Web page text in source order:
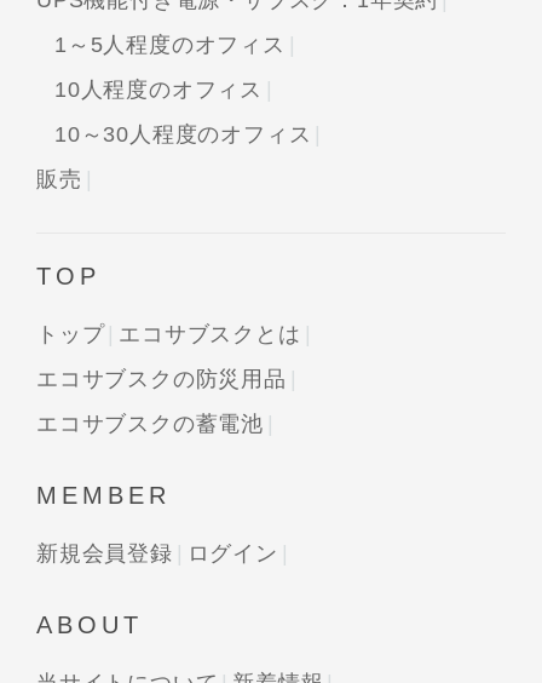
1～5人程度のオフィス
10人程度のオフィス
10～30人程度のオフィス
販売
TOP
トップ
エコサブスクとは
エコサブスクの防災用品
エコサブスクの蓄電池
MEMBER
新規会員登録 ログイン
ABOUT